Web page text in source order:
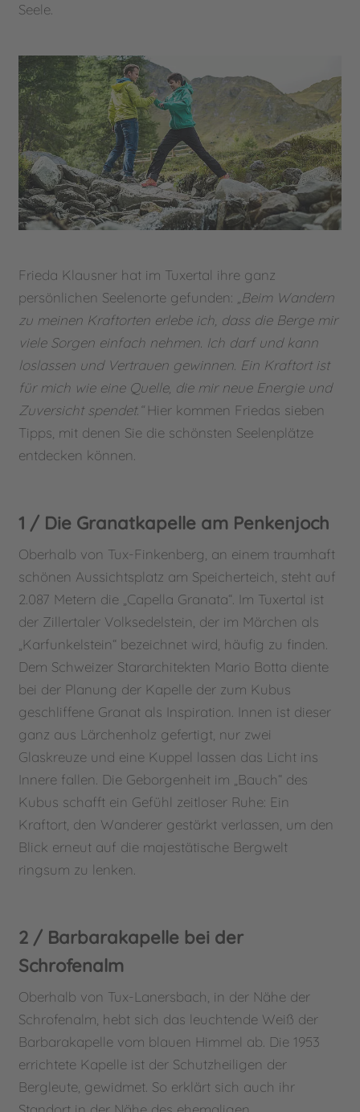
Seele.
Frieda Klausner hat im Tuxertal ihre ganz
persönlichen Seelenorte gefunden: „Beim Wandern
zu meinen Kraftorten erlebe ich, dass die Berge mir
viele Sorgen einfach nehmen. Ich darf und kann
loslassen und Vertrauen gewinnen. Ein Kraftort ist
für mich wie eine Quelle, die mir neue Energie und
Zuversicht spendet.“Hier kommen Friedas sieben
Tipps, mit denen Sie die schönsten Seelenplätze
entdecken können.
1 / Die Granatkapelle am Penkenjoch
Oberhalb von Tux-Finkenberg, an einem traumhaft
schönen Aussichtsplatz am Speicherteich, steht auf
2.087 Metern die „Capella Granata“. Im Tuxertal ist
der Zillertaler Volksedelstein, der im Märchen als
„Karfunkelstein“ bezeichnet wird, häufig zu finden.
Dem Schweizer Stararchitekten Mario Botta diente
bei der Planung der Kapelle der zum Kubus
geschliffene Granat als Inspiration. Innen ist dieser
ganz aus Lärchenholz gefertigt, nur zwei
Glaskreuze und eine Kuppel lassen das Licht ins
Innere fallen. Die Geborgenheit im „Bauch“ des
Kubus schafft ein Gefühl zeitloser Ruhe: Ein
Kraftort, den Wanderer gestärkt verlassen, um den
Blick erneut auf die majestätische Bergwelt
ringsum zu lenken.
2 / Barbarakapelle bei der
Schrofenalm
Oberhalb von Tux-Lanersbach, in der Nähe der
Schrofenalm, hebt sich das leuchtende Weiß der
Barbarakapelle vom blauen Himmel ab. Die 1953
errichtete Kapelle ist der Schutzheiligen der
Bergleute, gewidmet. So erklärt sich auch ihr